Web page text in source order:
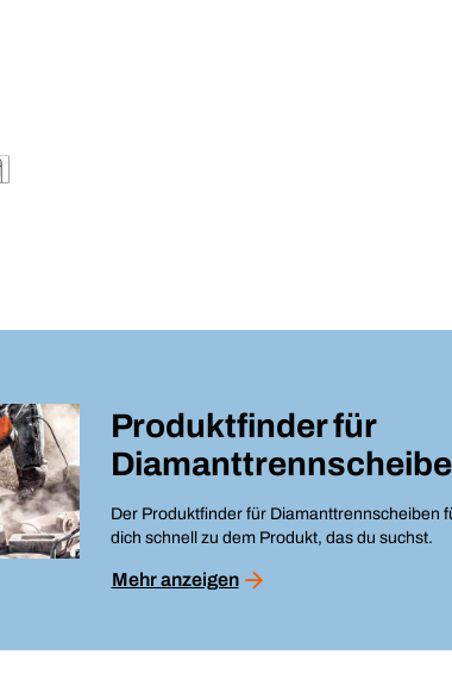
Produktfinder für
Der Produktfinder für Diamanttrennscheiben
dich schnell zu dem Produkt, das du suchst.
Mehr anzeigen